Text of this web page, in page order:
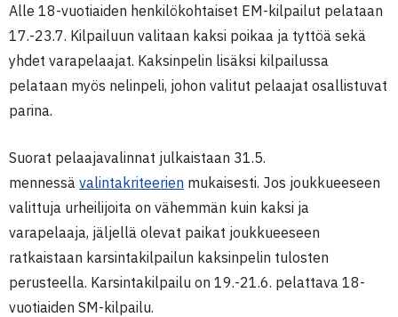
Alle 18-vuotiaiden henkilökohtaiset EM-kilpailut pelataan
17.-23.7. Kilpailuun valitaan kaksi poikaa ja tyttöä sekä
yhdet varapelaajat. Kaksinpelin lisäksi kilpailussa
pelataan myös nelinpeli, johon valitut pelaajat osallistuvat
parina.
Suorat pelaajavalinnat julkaistaan 31.5.
mennessä valintakriteerien mukaisesti. Jos joukkueeseen
valittuja urheilijoita on vähemmän kuin kaksi ja
varapelaaja, jäljellä olevat paikat joukkueeseen
ratkaistaan karsintakilpailun kaksinpelin tulosten
perusteella. Karsintakilpailu on 19.-21.6. pelattava 18-
vuotiaiden SM-kilpailu.